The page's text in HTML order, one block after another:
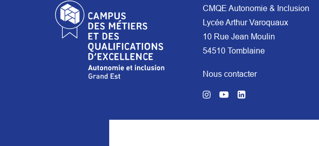
CMQE Autonomie & Inclusion
Lycée Arthur Varoquaux
10 Rue Jean Moulin
54510 Tomblaine
Nous contacter